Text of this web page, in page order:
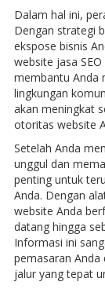
Dalam hal ini,
Dengan strategi
ekspose bisnis
website jasa
membantu Anda
lingkungan
akan meningkat
otoritas website
Setelah Anda
unggul dan
penting untuk
Anda. Dengan
website Anda
datang hingga
Informasi ini
pemasaran Anda
jalur yang tepat